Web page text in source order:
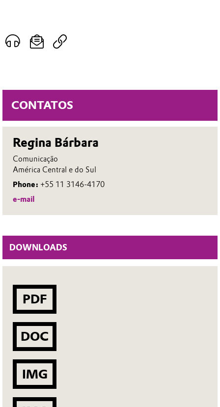
CONTATOS
Regina Bárbara
Comunicação
América Central e do Sul
Phone: +55 11 3146-4170
e-mail
DOWNLOADS
PDF
DOC
IMG